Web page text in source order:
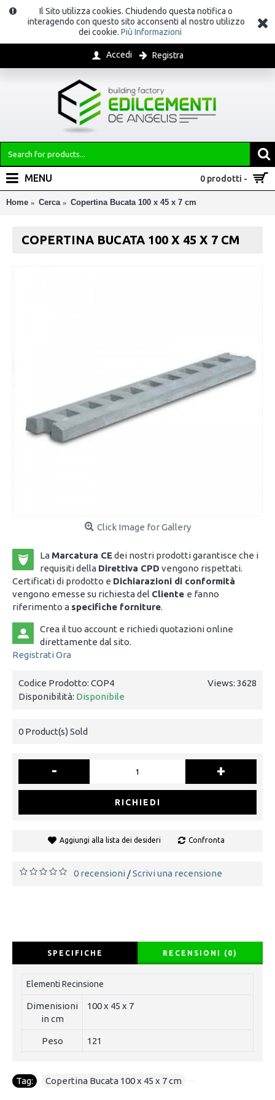
Il Sito utilizza cookies. Chiudendo questa notifica o
interagendo con questo sito acconsenti al nostro utilizzo
dei cookie. Più Informazioni
Accedi Registra
0 prodotti -
MENU
Home Cerca Copertina Bucata 100 x 45 x 7 cm
COPERTINA BUCATA 100 X 45 X 7 CM
Click Image for Gallery
La Marcatura CEdei nostri prodotti garantisce che i
requisiti della Direttiva CPD vengono rispettati.
Certificati di prodotto e Dichiarazioni di conformità
vengono emesse su richiesta del Cliente e fanno
riferimento a specifiche forniture.
Crea il tuo account e richiedi quotazioni online
direttamente dal sito.
Registrati Ora
Views: 3628
Codice Prodotto: COP4
Disponibilità: Disponibile
0 Product(s) Sold
- +
RICHIEDI
Aggiungi alla lista dei desideri Confronta
0 recensioni /Scrivi una recensione
SPECIFICHE RECENSIONI (0)
Elementi Recinsione
Dimenisioni
in cm
100 x 45 x 7
Peso 121
Tag: Copertina Bucata 100 x 45 x 7 cm